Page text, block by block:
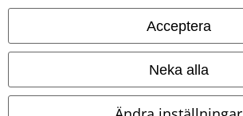
Acceptera
Neka alla
Våra onlinebutiker